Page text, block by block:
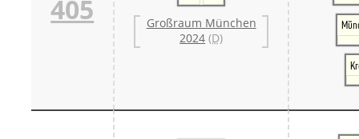
405
Großraum München
2024 (D)